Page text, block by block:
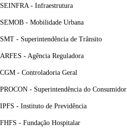
SEINFRA - Infraestrutura
SEMOB - Mobilidade Urbana
SMT - Superintendência de Trânsito
ARFES - Agência Reguladora
CGM - Controladoria Geral
PROCON - Superintendência do Consumidor
IPFS - Instituto de Previdência
FHFS - Fundação Hospitalar